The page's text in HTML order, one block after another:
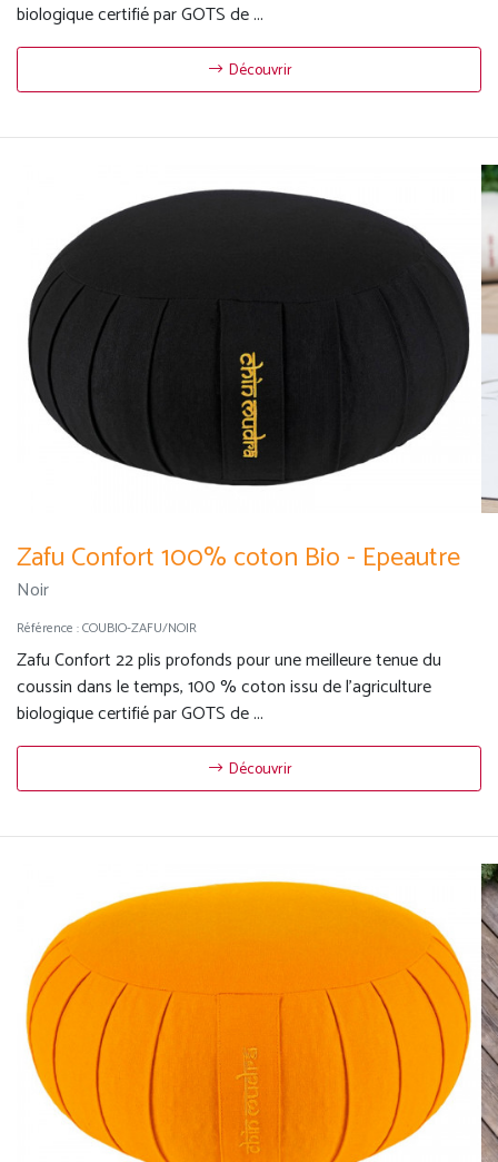
biologique certifié par GOTS de ...
Découvrir
Zafu Confort 100% coton Bio - Epeautre
Noir
Référence :COUBIO-ZAFU/NOIR
Zafu Confort 22 plis profonds pour une meilleure tenue du
coussin dans le temps, 100 % coton issu de l'agriculture
biologique certifié par GOTS de ...
Découvrir